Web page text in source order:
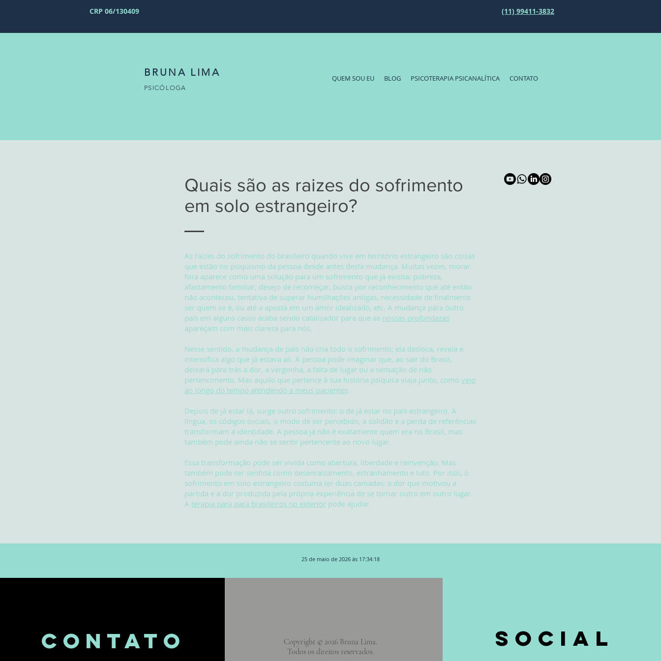
CRP 06/130409 (11) 99411-3832
BRUNA LIMA QUEM SOU EU BLOG PSICOTERAPIA PSICANALÍTICA CONTATO
PSICÓLOGA
Quais são as raizes do sofrimento
em solo estrangeiro?
As raízes do sofrimento do brasileiro quando vive em território estrangeiro são coisas
que estão no psiquismo da pessoa desde antes desta mudança. Muitas vezes, morar
fora aparece como uma solução para um sofrimento que já existia: pobreza,
afastamento familiar, desejo de recomeçar, busca por reconhecimento que até então
não aconteceu, tentativa de superar humilhações antigas, necessidade de finalmente
ser quem se é, ou até a aposta em um amor idealizado, etc. A mudança para outro
país em alguns casos acaba sendo catalizador para que as nossas profundezas
apareçam com mais clareza para nós.
Nesse sentido, a mudança de país não cria todo o sofrimento; ela desloca, revela e
intensifica algo que já estava ali. A pessoa pode imaginar que, ao sair do Brasil,
deixará para trás a dor, a vergonha, a falta de lugar ou a sensação de não
pertencimento. Mas aquilo que pertence à sua história psíquica viaja junto, como vejo
ao longo do tempo atendendo a meus pacientes.
Depois de já estar lá, surge outro sofrimento: o de já estar no país estrangeiro. A
língua, os códigos sociais, o modo de ser percebido, a solidão e a perda de referências
transformam a identidade. A pessoa já não é exatamente quem era no Brasil, mas
também pode ainda não se sentir pertencente ao novo lugar.
Essa transformação pode ser vivida como abertura, liberdade e reinvenção. Mas
também pode ser sentida como desenraizamento, estranhamento e luto. Por isso, o
sofrimento em solo estrangeiro costuma ter duas camadas: a dor que motivou a
partida e a dor produzida pela própria experiência de se tornar outro em outro lugar.
A terapia para para brasileiros no exterior pode ajudar.
25 de maio de 2026 às 17:34:18
CONTATo Social
Copyright © 2026 Bruna Lima.
Todos os direitos reservados.